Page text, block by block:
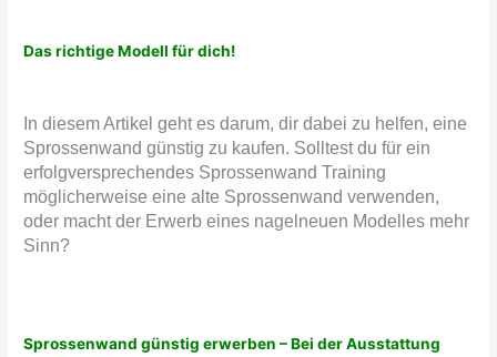
Das richtige Modell für dich!
In diesem Artikel geht es darum, dir dabei zu helfen, eine
Sprossenwand günstig zu kaufen. Solltest du für ein
erfolgversprechendes Sprossenwand Training
möglicherweise eine alte Sprossenwand verwenden,
oder macht der Erwerb eines nagelneuen Modelles mehr
Sinn?
Sprossenwand günstig erwerben – Bei der Ausstattung